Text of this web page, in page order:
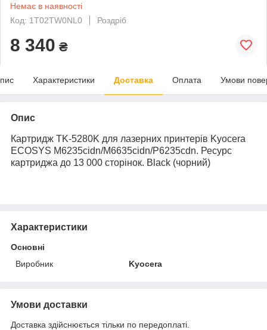
Немає в наявності
Код: 1T02TW0NL0
Роздріб
8 340 ₴
Характеристики Доставка Оплата Умови
Опис
Картридж TK-5280K для лазерних принтерів Kyocera
ECOSYS M6235cidn/M6635cidn/P6235cdn. Ресурс
картриджа до 13 000 сторінок. Black (чорний)
Характеристики
Основні
Виробник
Kyocera
Умови доставки
Доставка здійснюється тільки по передоплаті.